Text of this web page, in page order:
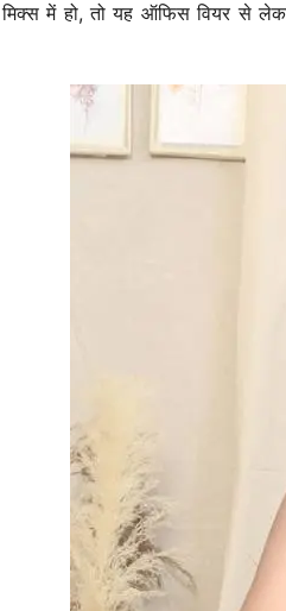
में हो, तो यह ऑफिस वियर से